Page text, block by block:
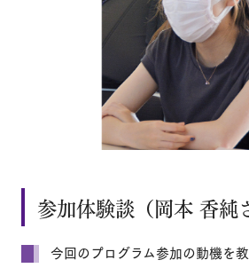
参加体験談（岡本 香純
今回のプログラム参加の動機を